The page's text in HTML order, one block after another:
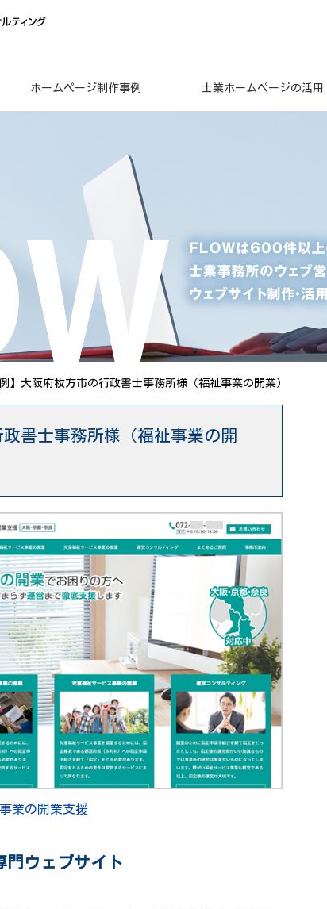
ホームページ制作事例 士業ホームページの活用
】大阪府枚方市の行政書士事務所様（福祉事業の開業）
書士事務所様（福祉事業の開
業の開業支援
門ウェブサイト